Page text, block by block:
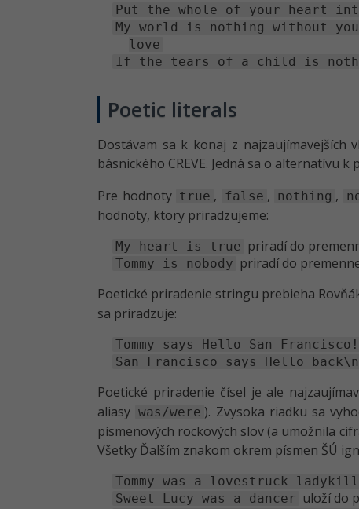
Put the whole of your heart
My world is nothing without
love
If the tears of a child is
Poetic literals
Dostávam sa k konaj z
básnického CREVE. Jedná sa o alternatívu
Pre hodnoty true , false , nothing ,
hodnoty, ktory priradzujeme:
My heart is true priradí do
Tommy is nobody priradí do
Poetické priradenie stringu prebieha
sa priradzuje:
Tommy says Hello San
San Francisco says Hello back\n
Poetické priradenie čísel je ale
aliasy was/were ). Zvysoka riadku sa
písmenových rockových slov (a umožnila
Všetky Ďalším znakom okrem písmen ŠÚ
Tommy was a lovestruck
Sweet Lucy was a dancer uloží do